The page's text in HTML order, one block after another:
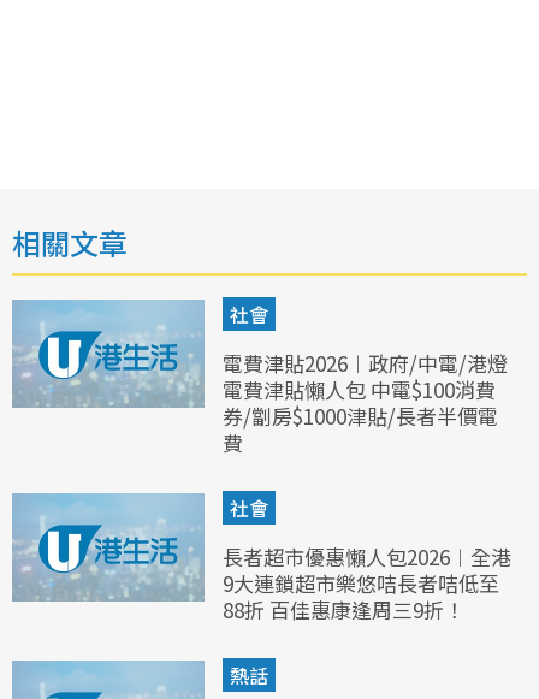
相關文章
社會
電費津貼2026︱政府/中電/港燈
電費津貼懶人包 中電$100消費
券/劏房$1000津貼/長者半價電
費
社會
長者超市優惠懶人包2026︱全港
9大連鎖超市樂悠咭長者咭低至
88折 百佳惠康逢周三9折！
熱話